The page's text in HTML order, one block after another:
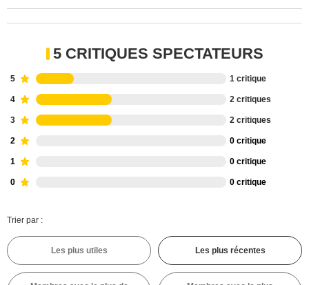
5 CRITIQUES SPECTATEURS
5 1 critique
4 2 critiques
3 2 critiques
2 0 critique
1 0 critique
0 0 critique
Trier par :
Les plus utiles Les plus récentes